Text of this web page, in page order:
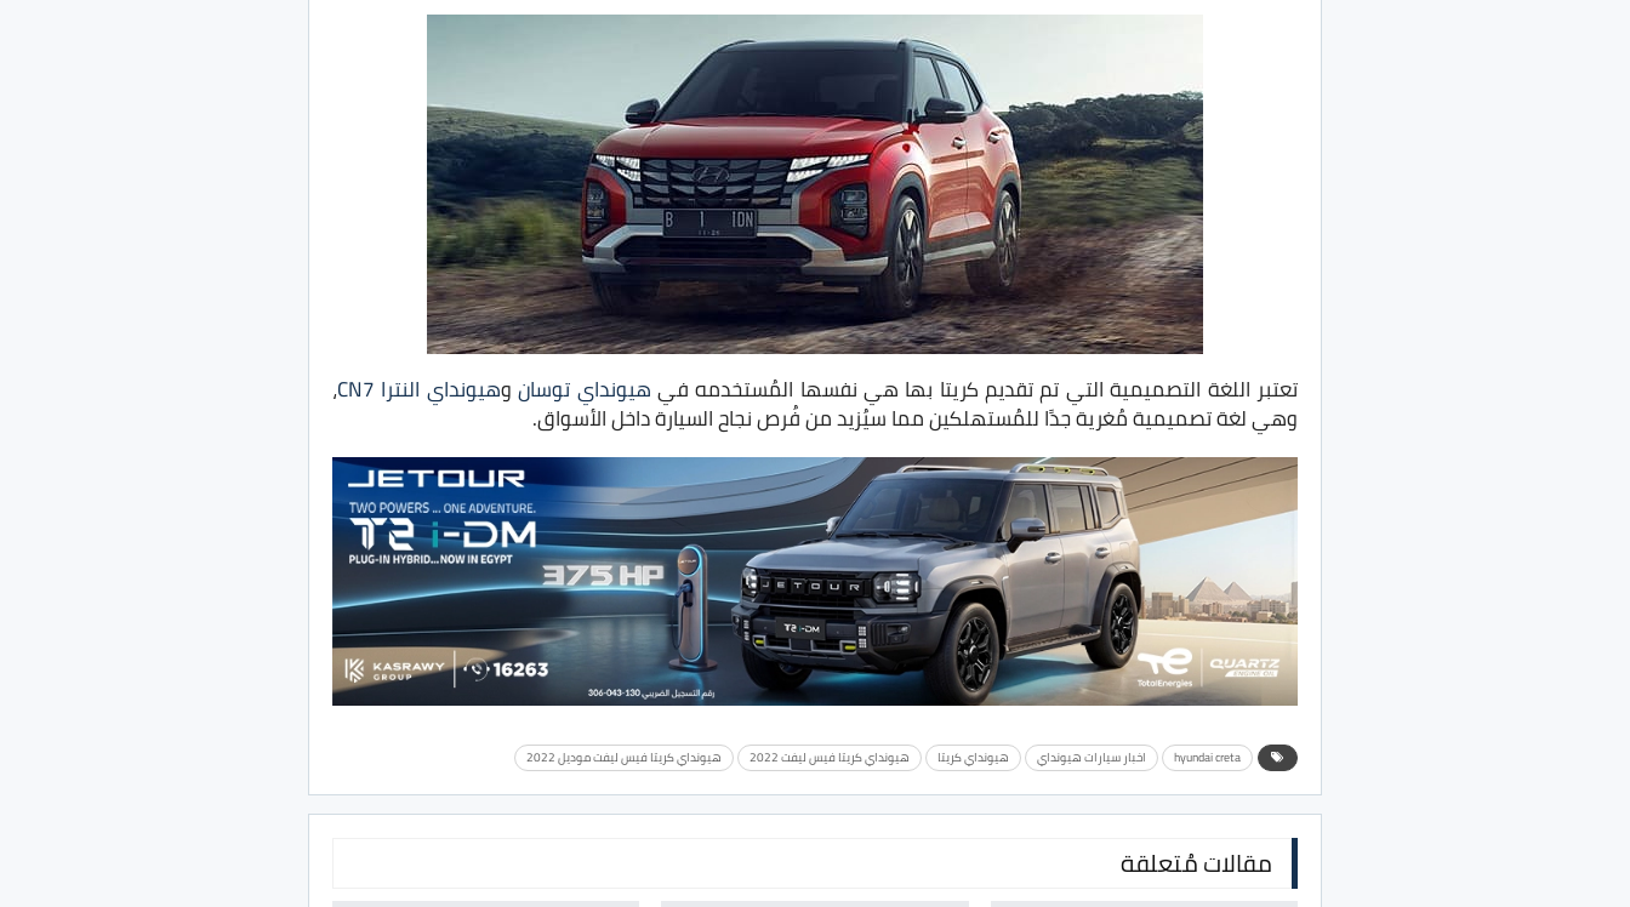
تعتبر اللغة التصميمية التي تم تقديم كريتا بها هي نفسها المُستخدمه فيهيونداي توسانوهيونداي النترا CN7 ،
وهي لغة تصميمية مُغرية جدًا للمُستهلكين مما سيُزيد من فُرص نجاح السيارة داخل الأسواق.
hyundai creta اخبار سيارات هيونداي هيونداي كريتا هيونداي كريتا فيس ليفت 2022 هيونداي كريتا فيس ليفت موديل 2022
مقالات مُتعلقة